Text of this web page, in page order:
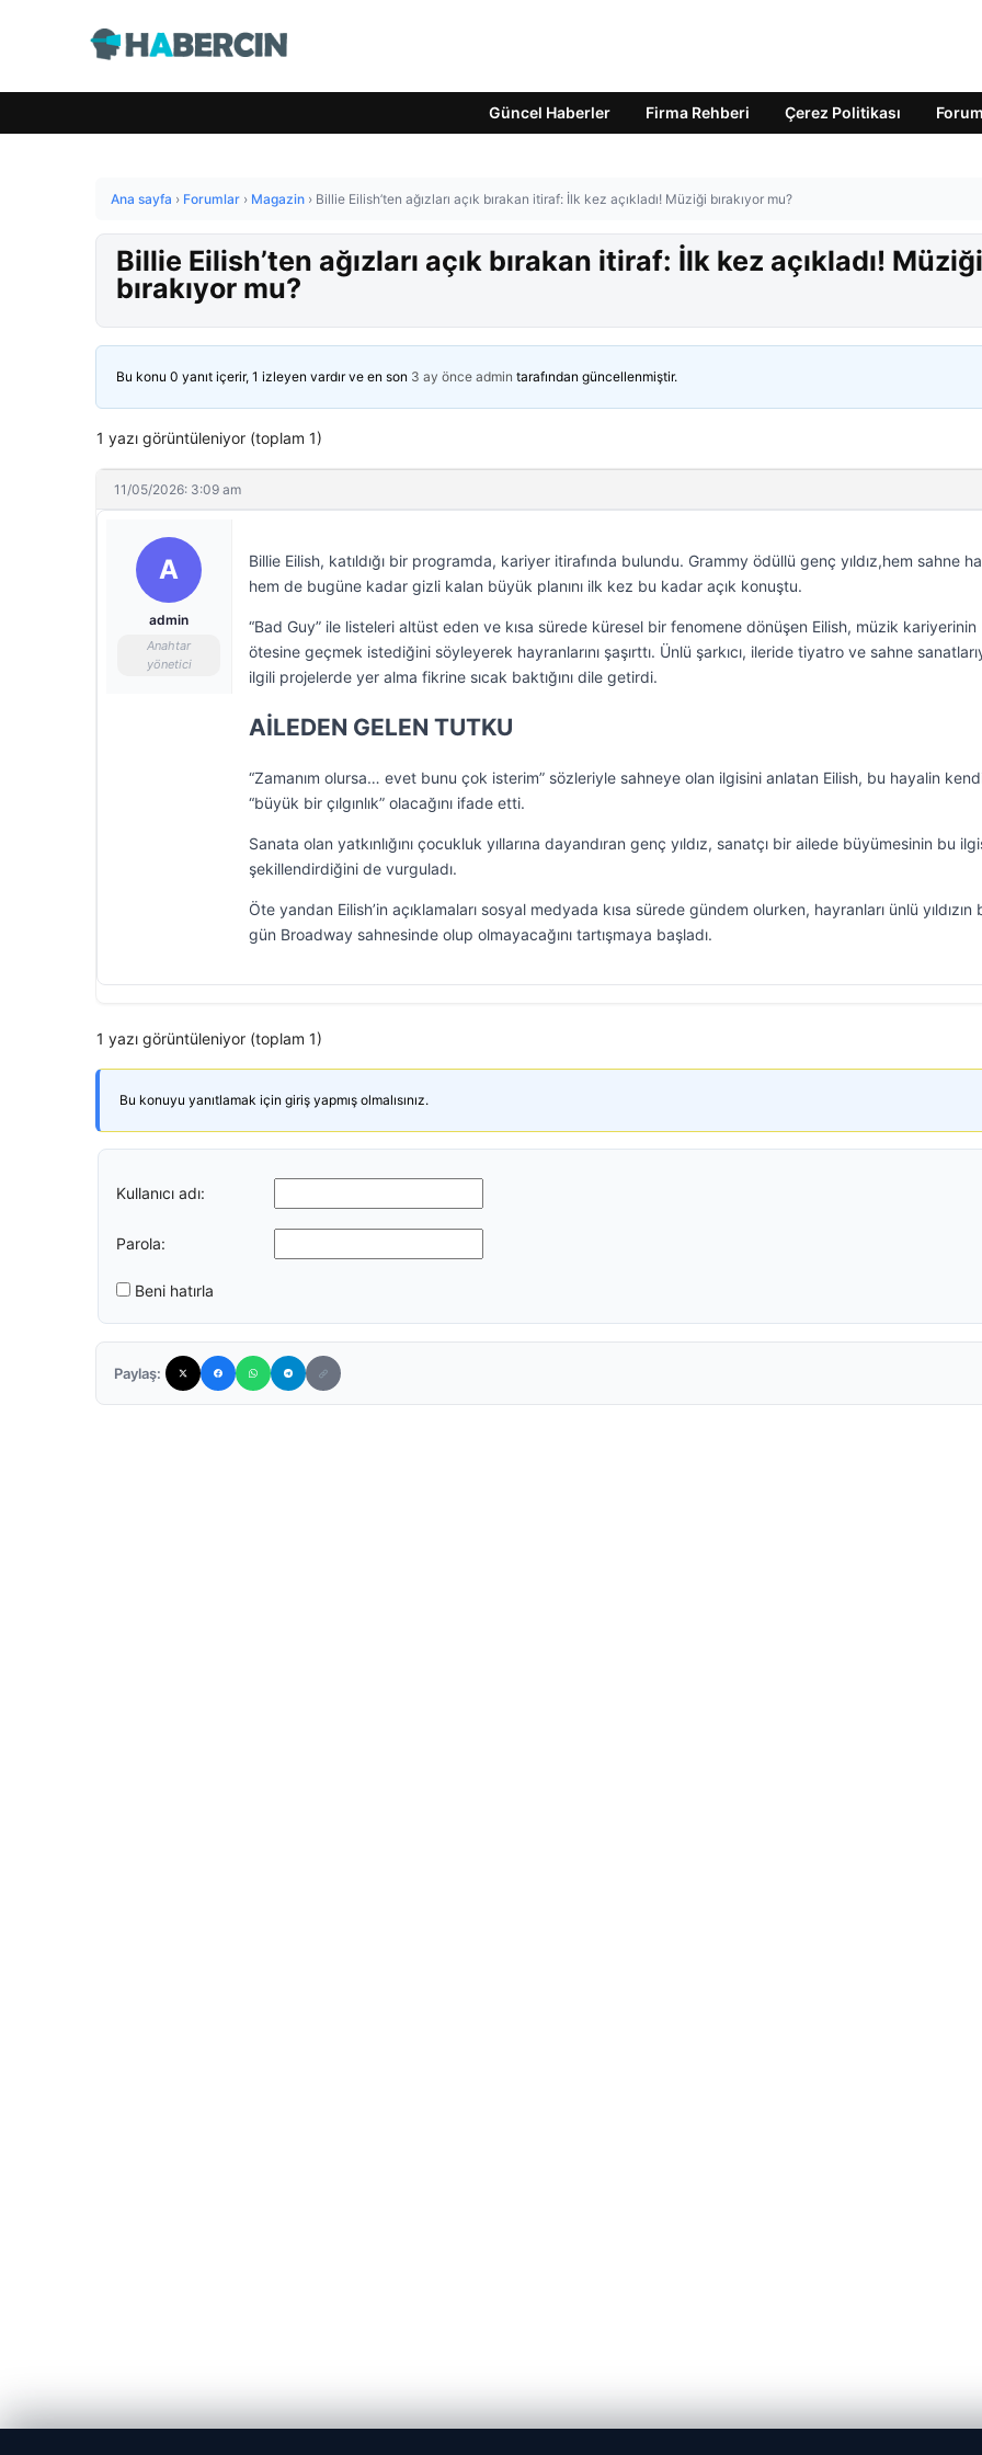
Güncel Haberler Firma Rehberi Çerez Politikası Forum
Ana sayfa › Forumlar › Magazin › Billie Eilish’ten ağızları açık bırakan itiraf: İlk kez açıkladı! Müziği bırakıyor mu?
Billie Eilish’ten ağızları açık bırakan itiraf: İlk kez açıkladı! Müziği
bırakıyor mu?
Bu konu 0 yanıt içerir, 1 izleyen vardır ve en son 3 ay önce admin tarafından güncellenmiştir.
1 yazı görüntüleniyor (toplam 1)
11/05/2026: 3:09 am
A
admin
Anahtar
yönetici
Billie Eilish, katıldığı bir programda, kariyer itirafında bulundu. Grammy ödüllü genç yıldız,hem sahne
hem de bugüne kadar gizli kalan büyük planını ilk kez bu kadar açık konuştu.
“Bad Guy” ile listeleri altüst eden ve kısa sürede küresel bir fenomene dönüşen Eilish, müzik kariyerinin
ötesine geçmek istediğini söyleyerek hayranlarını şaşırttı. Ünlü şarkıcı, ileride tiyatro ve sahne
ilgili projelerde yer alma fikrine sıcak baktığını dile getirdi.
AİLEDEN GELEN TUTKU
“Zamanım olursa… evet bunu çok isterim” sözleriyle sahneye olan ilgisini anlatan Eilish, bu hayalin
“büyük bir çılgınlık” olacağını ifade etti.
Sanata olan yatkınlığını çocukluk yıllarına dayandıran genç yıldız, sanatçı bir ailede büyümesinin bu
şekillendirdiğini de vurguladı.
Öte yandan Eilish’in açıklamaları sosyal medyada kısa sürede gündem olurken, hayranları ünlü yıldızın
gün Broadway sahnesinde olup olmayacağını tartışmaya başladı.
1 yazı görüntüleniyor (toplam 1)
Bu konuyu yanıtlamak için giriş yapmış olmalısınız.
Kullanıcı adı:
Parola:
Beni hatırla
Paylaş: